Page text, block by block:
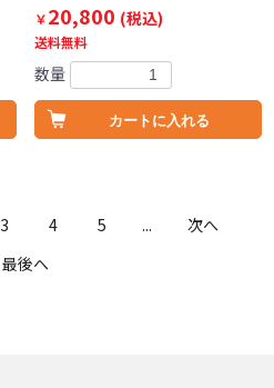
￥20,800 (税込)
送料無料
数量
カートに入れる
3 4 5 ...
次へ
最後へ